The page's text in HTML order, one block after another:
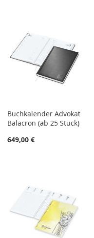
Buchkalender Advokat
Balacron (ab 25 Stück)
649,00 €